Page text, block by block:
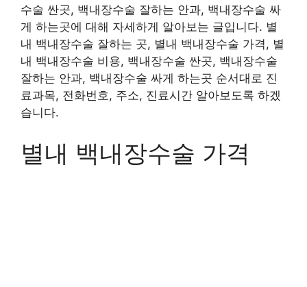
수술 싼곳, 백내장수술 잘하는 안과, 백내장수술 싸
게 하는곳에 대해 자세하게 알아보는 글입니다. 별
내 백내장수술 잘하는 곳, 별내 백내장수술 가격, 별
내 백내장수술 비용, 백내장수술 싼곳, 백내장수술
잘하는 안과, 백내장수술 싸게 하는곳 순서대로 진
료과목, 전화번호, 주소, 진료시간 알아보도록 하겠
습니다.
별내 백내장수술 가격